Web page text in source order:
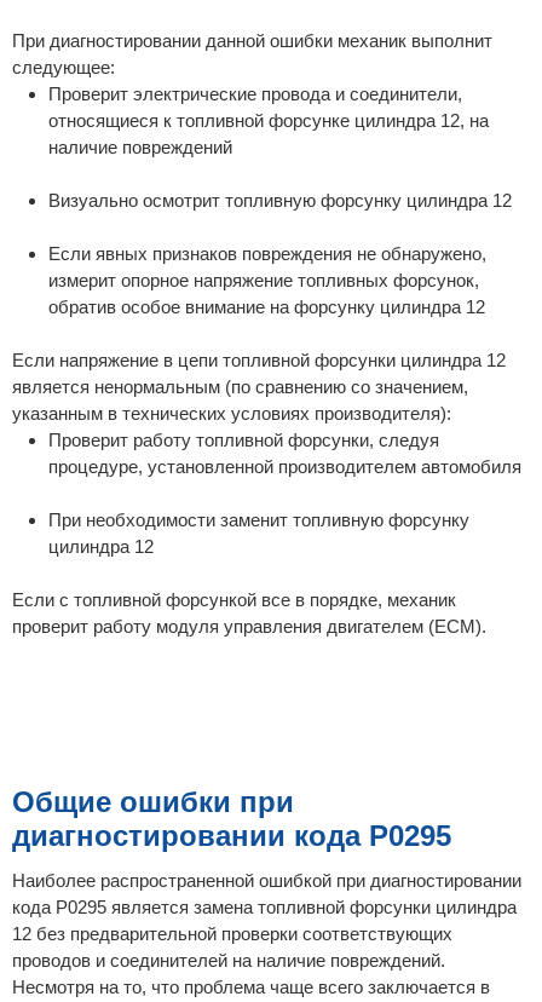
При диагностировании данной ошибки механик выполнит
следующее:
Проверит электрические провода и соединители,
относящиеся к топливной форсунке цилиндра 12, на
наличие повреждений
Визуально осмотрит топливную форсунку цилиндра 12
Если явных признаков повреждения не обнаружено,
измерит опорное напряжение топливных форсунок,
обратив особое внимание на форсунку цилиндра 12
Если напряжение в цепи топливной форсунки цилиндра 12
является ненормальным (по сравнению со значением,
указанным в технических условиях производителя):
Проверит работу топливной форсунки, следуя
процедуре, установленной производителем автомобиля
При необходимости заменит топливную форсунку
цилиндра 12
Если с топливной форсункой все в порядке, механик
проверит работу модуля управления двигателем (ECM).
Общие ошибки при
диагностировании кода P0295
Наиболее распространенной ошибкой при диагностировании
кода P0295 является замена топливной форсунки цилиндра
12 без предварительной проверки соответствующих
проводов и соединителей на наличие повреждений.
Несмотря на то, что проблема чаще всего заключается в